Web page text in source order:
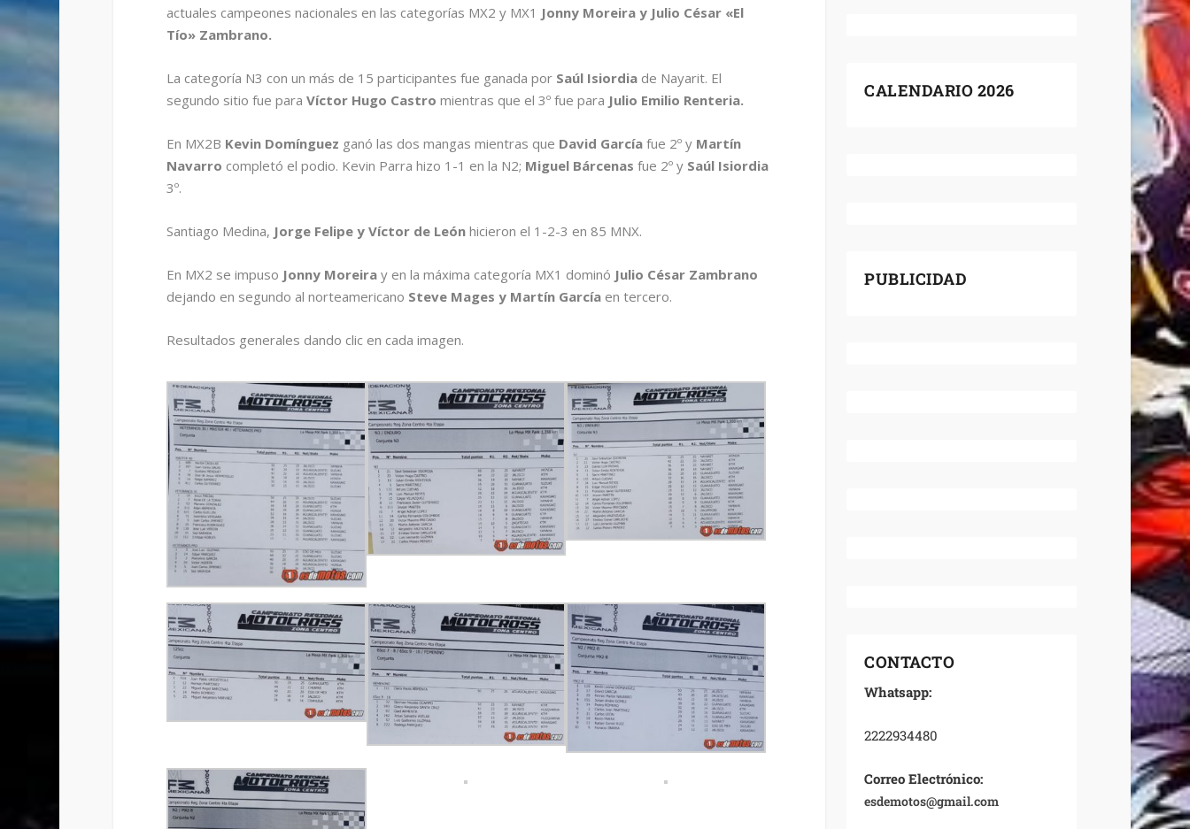
actuales campeones nacionales en las categorías MX2 y MX1 Jonny Moreira y Julio César «El
Tío» Zambrano.
La categoría N3 con un más de 15 participantes fue ganada por Saúl Isiordiade Nayarit. El
segundo sitio fue para Víctor Hugo Castro mientras que el 3º fue para Julio Emilio Renteria.
En MX2B Kevin Domínguez ganó las dos mangas mientras que David Garcíafue 2º y Martín
Navarro completó el podio. Kevin Parra hizo 1-1 en la N2; Miguel Bárcenas fue 2º y Saúl Isiordia
3º.
Santiago Medina, Jorge Felipe y Víctor de Leónhicieron el 1-2-3 en 85 MNX.
En MX2 se impuso Jonny Moreiray en la máxima categoría MX1 dominó Julio César Zambrano
dejando en segundo al norteamericano Steve Mages y Martín Garcíaen tercero.
Resultados generales dando clic en cada imagen.
CALENDARIO 2026
PUBLICIDAD
CONTACTO
Whatsapp:
2222934480
Correo Electrónico:
esdemotos@gmail.com